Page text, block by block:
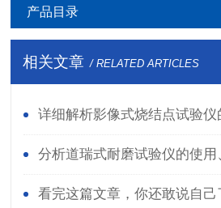
产品目录
相关文章 / RELATED ARTICLES
详细解析影像式烧结点试验
分析道瑞式耐磨试验仪的使
看完这篇文章，你还敢说自